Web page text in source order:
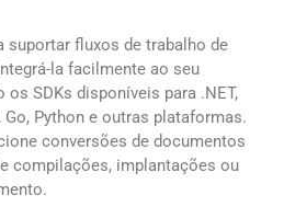
suportar fluxos de trabalho de
la facilmente ao seu
os SDKs disponíveis para .NET,
Go, Python e outras plataformas.
conversões de documentos
compilações, implantações ou